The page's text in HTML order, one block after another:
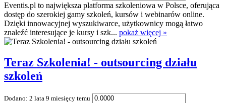
Eventis.pl to największa platforma szkoleniowa w Polsce, oferująca
dostęp do szerokiej gamy szkoleń, kursów i webinarów online.
Dzięki innowacyjnej wyszukiwarce, użytkownicy mogą łatwo
znaleźć interesujące je kursy i szk... pokaż więcej »
Teraz Szkolenia! - outsourcing działu
szkoleń
Dodano: 2 lata 9 miesięcy temu